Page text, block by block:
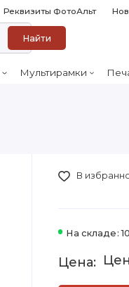
Реквизиты ФотоАльт
Найти
Мультирамки
На складе:
В